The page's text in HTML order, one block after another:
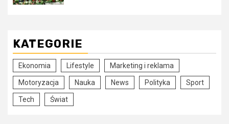
KATEGORIE
Ekonomia Lifestyle Marketing i reklama
Motoryzacja Nauka News Polityka Sport
Tech Świat